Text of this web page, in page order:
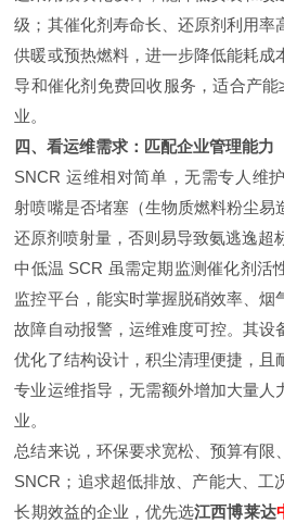
级；其催化剂寿命长、还原剂利用率
供暖或预热燃料，进一步降低能耗成
导和催化剂免费回收服务，适合产
业。
四、看运维需求：匹配企业管理能力
SNCR 运维相对简单，无需专人维
射喷嘴是否堵塞（生物质燃料粉尘易
还原剂喷射量，否则易导致氨逃逸超
中低温 SCR 虽需定期监测催化剂活
监控平台，能实时掌握脱硝效率、烟
故障自动报警，运维难度可控。其设
优化了结构设计，积尘清理便捷，且
专业运维指导，无需额外增加大量人
业。
总结来说，环保要求宽松、预算有限
SNCR；追求超低排放、产能大、工
长期效益的企业，优先选江西博莱达